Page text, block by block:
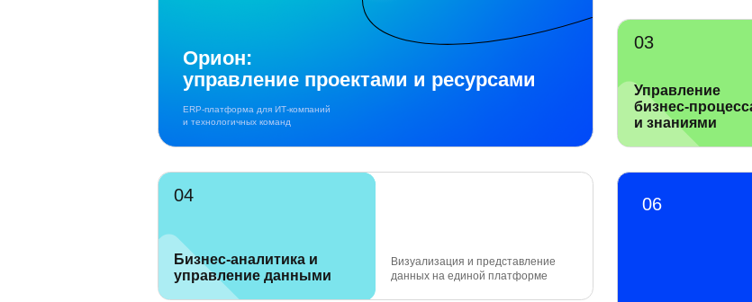
Орион:
управление проектами и ресурсами
ERP-платформа для ИТ-компаний
и технологичных команд
Управление
бизнес-
и знаниями
Бизнес-аналитика и
управление данными
Визуализация и представление
данных на единой платформе